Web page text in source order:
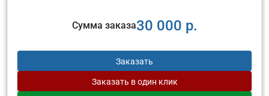
Сумма заказа30 000 р.
Заказать
Заказать в один клик